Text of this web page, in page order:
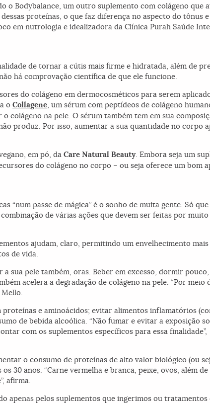
o Bodybalance, um outro suplemento com colágeno que
proteínas, o que faz diferença no aspecto do tônus
em nutrologia e idealizadora da Clínica Purah Saúde
de tornar a cútis mais firme e hidratada, além de
há comprovação científica de que ele funcione.
do colágeno em dermocosméticos para serem
o Collagene , um sérum com peptídeos de colágeno
na pele. O sérum também tem em sua
produz. Por isso, aumentar a sua quantidade no corpo
em pó, da Care Natural Beauty. Embora seja um
do colágeno no corpo – ou seja oferece um bom
“num passe de mágica” é o sonho de muita gente. Só
de várias ações que devem ser feitas por
ajudam, claro, permitindo um envelhecimento mais
de vida.
sua pele também, oras. Beber em excesso, dormir
acelera a degradação de colágeno na pele. “Por meio
e aminoácidos; evitar alimentos inflamatórios
de bebida alcoólica. “Não fumar e evitar a exposição
com os suplementos específicos para essa finalidade”,
o consumo de proteínas de alto valor biológico (ou
30 anos. “Carne vermelha e branca, peixe, ovos, além
afirma.
apenas pelos suplementos que ingerimos ou tratamentos